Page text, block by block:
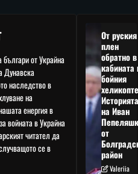
от Украйна
Дунавска
наследство в
на
енергия в
войната в Украйна
читател да
се в
От руския
плен
обратно в
кабината
бойния
Историята
на Иван
от
район
Valeriia